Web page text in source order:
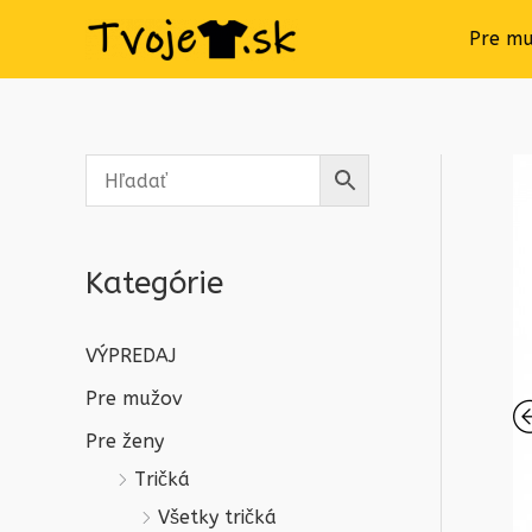
Pre
Kategórie
VÝPREDAJ
Pre mužov
Pre ženy
Tričká
Všetky tričká